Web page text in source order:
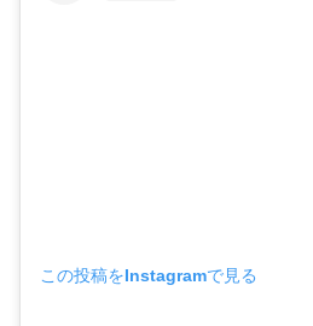
この投稿をInstagramで見る